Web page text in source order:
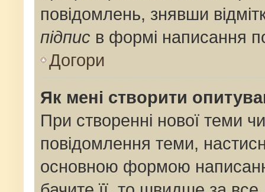
повідомлень, знявши
підпис в формі написання
Догори
Як мені створити
При створенні нової теми
повідомлення теми,
основною формою